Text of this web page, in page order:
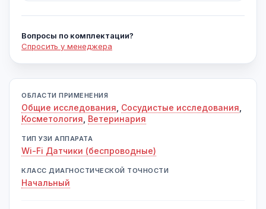
Вопросы по комплектации?
Спросить у менеджера
ОБЛАСТИ ПРИМЕНЕНИЯ
Общие исследования Сосудистые исследования
Косметология Ветеринария
ТИП УЗИ АППАРАТА
Wi-Fi Датчики (беспроводные)
КЛАСС ДИАГНОСТИЧЕСКОЙ ТОЧНОСТИ
Начальный